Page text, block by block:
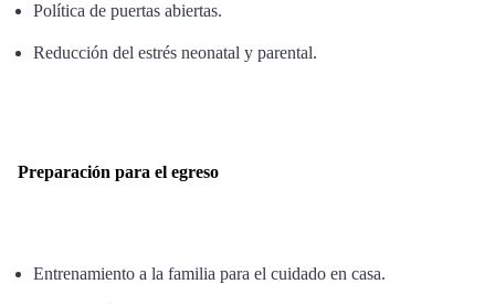
Política de puertas abiertas.
Reducción del estrés neonatal y parental.
Preparación para el egreso
Entrenamiento a la familia para el cuidado en casa.